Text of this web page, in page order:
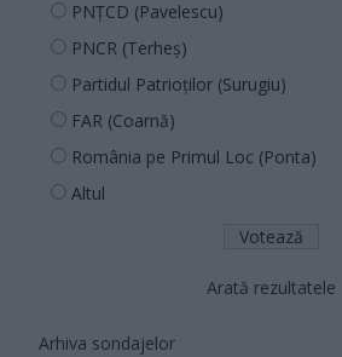
PNȚCD (Pavelescu)
PNCR (Terheș)
Partidul Patrioților (Surugiu)
FAR (Coarnă)
România pe Primul Loc (Ponta)
Altul
Arată rezultatele
Arhiva sondajelor